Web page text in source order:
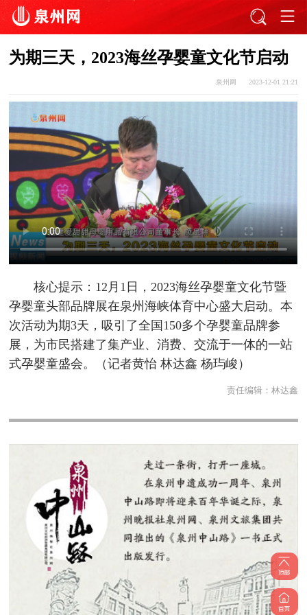
为期三天，2023海丝孕婴童文化节启动
泉州网 2023-12-01 21:21
核心提示：12月1日，2023海丝孕婴童文化节暨
孕婴童头部品牌展在泉州海峡体育中心盛大启动。本
次活动为期3天，吸引了全国150多个孕婴童品牌参
展，为市民搭建了集产业、消费、交流于一体的一站
式孕婴童盛会。（记者黄怡 林达鑫 杨玙峻）
责任编辑： 林达鑫